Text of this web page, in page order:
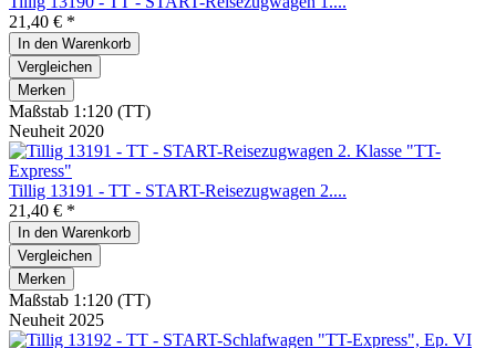
21,40 € *
In den Warenkorb
Vergleichen
Merken
Maßstab 1:120 (TT)
Neuheit 2020
Tillig 13191 - TT - START-Reisezugwagen 2....
21,40 € *
In den Warenkorb
Vergleichen
Merken
Maßstab 1:120 (TT)
Neuheit 2025